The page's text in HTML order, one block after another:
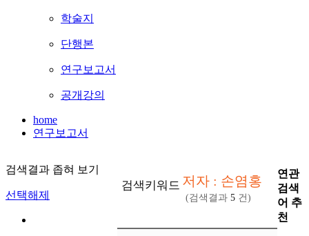
학술지
단행본
연구보고서
공개강의
home
연구보고서
검색결과 좁혀 보기
선택해제
검색키워드 저자 : 손염홍
(검색결과 5 건)
연관
검색
어 추
천